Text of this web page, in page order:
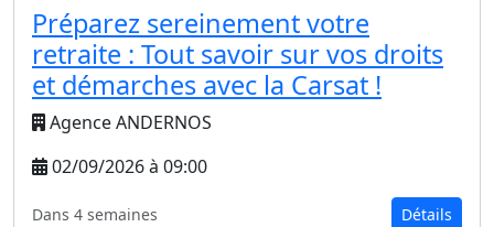
Préparez sereinement votre
retraite : Tout savoir sur vos droits
et démarches avec la Carsat !
Agence ANDERNOS
02/09/2026 à 09:00
Dans 4 semaines Détails